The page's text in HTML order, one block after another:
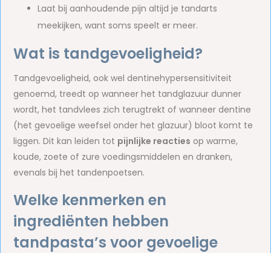
Laat bij aanhoudende pijn altijd je tandarts
meekijken, want soms speelt er meer.
Wat is tandgevoeligheid?
Tandgevoeligheid, ook wel dentinehypersensitiviteit
genoemd, treedt op wanneer het tandglazuur dunner
wordt, het tandvlees zich terugtrekt of wanneer dentine
(het gevoelige weefsel onder het glazuur) bloot komt te
liggen. Dit kan leiden tot pijnlijke reacties op warme,
koude, zoete of zure voedingsmiddelen en dranken,
evenals bij het tandenpoetsen.
Welke kenmerken en
ingrediënten hebben
tandpasta’s voor gevoelige